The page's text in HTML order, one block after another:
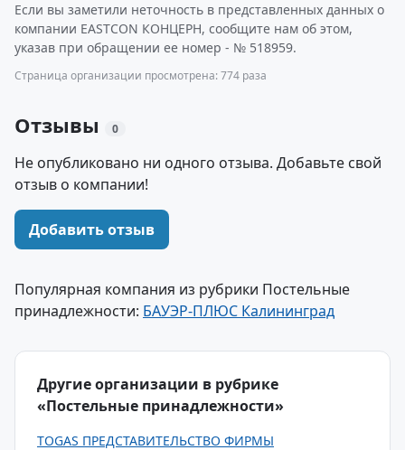
Если вы заметили неточность в представленных данных о
компании EASTCON КОНЦЕРН, сообщите нам об этом,
указав при обращении ее номер - № 518959.
Страница организации просмотрена: 774 раза
Отзывы 0
Не опубликовано ни одного отзыва. Добавьте свой
отзыв о компании!
Добавить отзыв
Популярная компания из рубрики Постельные
принадлежности: БАУЭР-ПЛЮС Калининград
Другие организации в рубрике
«Постельные принадлежности»
TOGAS ПРЕДСТАВИТЕЛЬСТВО ФИРМЫ